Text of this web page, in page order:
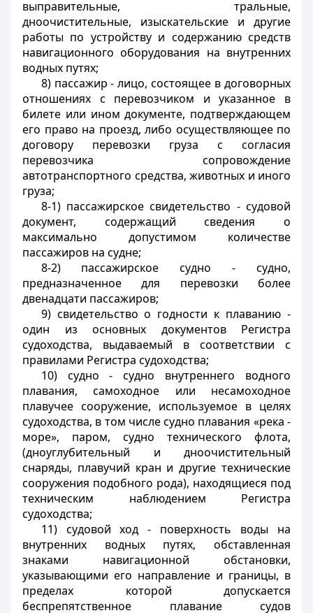
выправительные, тральные,
дноочистительные, изыскательские и другие
работы по устройству и содержанию средств
навигационного оборудования на внутренних
водных путях;
8) пассажир - лицо, состоящее в договорных
отношениях с перевозчиком и указанное в
билете или ином документе, подтверждающем
его право на проезд, либо осуществляющее по
договору перевозки груза с согласия
перевозчика сопровождение
автотранспортного средства, животных и иного
груза;
8-1) пассажирское свидетельство - судовой
документ, содержащий сведения о
максимально допустимом количестве
пассажиров на судне;
8-2) пассажирское судно - судно,
предназначенное для перевозки более
двенадцати пассажиров;
9) свидетельство о годности к плаванию -
один из основных документов Регистра
судоходства, выдаваемый в соответствии с
правилами Регистра судоходства;
10) судно - судно внутреннего водного
плавания, самоходное или несамоходное
плавучее сооружение, используемое в целях
судоходства, в том числе судно плавания «река -
море», паром, судно технического флота,
(дноуглубительный и дноочистительный
снаряды, плавучий кран и другие технические
сооружения подобного рода), находящиеся под
техническим наблюдением Регистра
судоходства;
11) судовой ход - поверхность воды на
внутренних водных путях, обставленная
знаками навигационной обстановки,
указывающими его направление и границы, в
пределах которой допускается
беспрепятственное плавание судов